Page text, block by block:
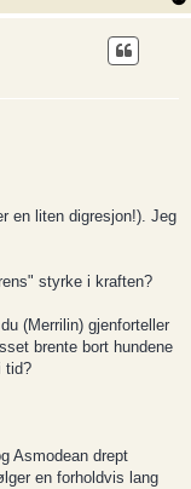
en liten digresjon!). Jeg
styrke i kraften?
(Merrilin) gjenforteller
brente bort hundene
tid?
Asmodean drept
en forholdvis lang